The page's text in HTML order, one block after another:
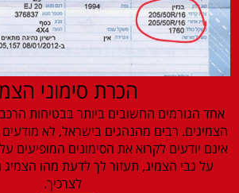
הכרת סימוני
אחד הגורמים החשובים ביותר בבטיחות הרכב,
הצמיגים. רבים מהנהגים בישראל, לא
אינם יודעים לקרוא את הסימונים המופיעים
על גבי הצמיג, תעזור לך לדעת מהו הצמיג
לצרכיך.